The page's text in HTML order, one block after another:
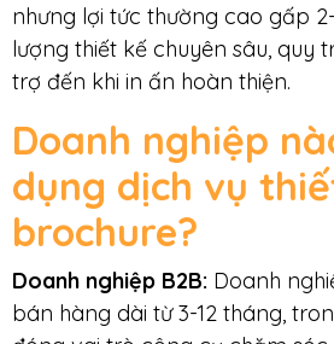
nhưng lợi tức thường cao gấp
lượng thiết kế chuyên sâu, quy
trợ đến khi in ấn hoàn thiện.
Doanh nghiệp
dụng dịch vụ
brochure?
Doanh nghiệp B2B: Doanh
bán hàng dài từ 3-12 tháng,